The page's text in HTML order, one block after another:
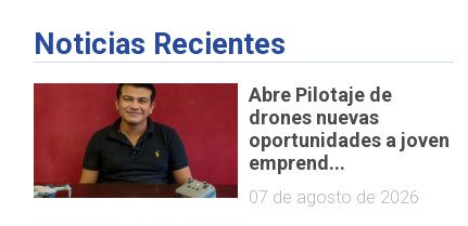
Noticias Recientes
Abre Pilotaje de
drones nuevas
oportunidades a joven
emprend...
07 de agosto de 2026